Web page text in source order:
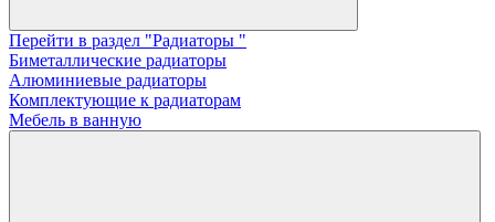
Перейти в раздел "Радиаторы "
Биметаллические радиаторы
Алюминиевые радиаторы
Комплектующие к радиаторам
Мебель в ванную